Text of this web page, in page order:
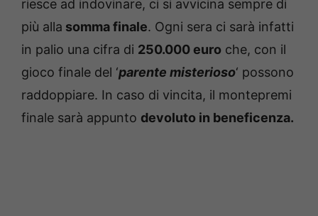
riesce ad indovinare, ci si avvicina sempre di
più alla somma finale. Ogni sera ci sarà infatti
in palio una cifra di 250.000 euro che, con il
gioco finale del ‘parente misterioso‘ possono
raddoppiare. In caso di vincita, il montepremi
finale sarà appunto devoluto in beneficenza.